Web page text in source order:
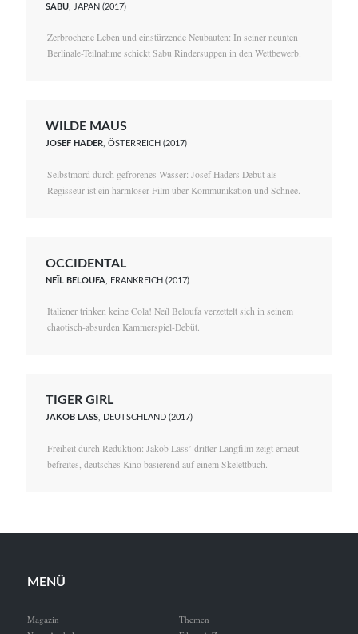
SABU , JAPAN (2017)
Zerbrochene Leben und einstürzende Neubauten: In seiner neunten
Berlinale-Teilnahme schickt Sabu Rindersuppen in den Wettbewerb.
WILDE MAUS
JOSEF HADER, ÖSTERREICH (2017)
Selbstmord durch gefrorenes Wasser: Josef Haders Debüt als
Regisseur ist ein harmloser Film über Kommunikation und Schnee.
OCCIDENTAL
NEÏL BELOUFA , FRANKREICH (2017)
Italiener trinken keine Cola! Neïl Beloufa verzettelt sich in seinem
chaotisch-absurden Kammerspiel-Debüt.
TIGER GIRL
JAKOB LASS , DEUTSCHLAND (2017)
Freiheit durch Reduktion: Jakob Lass’ dritter Langfilm zeigt erneut
befreites, deutsches Kino basierend auf einem Skelettbuch.
MENÜ
Magazin
Themen